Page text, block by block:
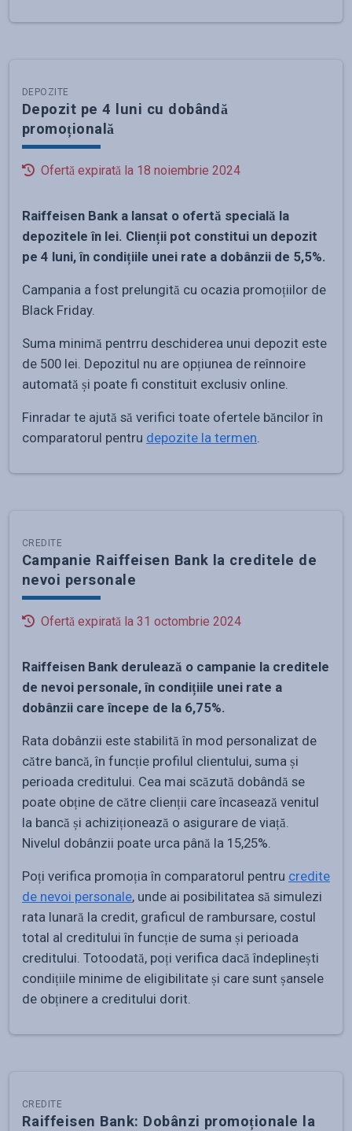
DEPOZITE
Depozit pe 4 luni cu dobândă
promoțională
Ofertă expirată la 18 noiembrie 2024
Raiffeisen Bank a lansat o ofertă specială la
depozitele în lei. Clienții pot constitui un depozit
pe 4 luni, în condițiile unei rate a dobânzii de 5,5%.
Campania a fost prelungită cu ocazia promoțiilor de
Black Friday.
Suma minimă pentrru deschiderea unui depozit este
de 500 lei. Depozitul nu are opțiunea de reînnoire
automată și poate fi constituit exclusiv online.
Finradar te ajută să verifici toate ofertele băncilor în
comparatorul pentru depozite la termen.
CREDITE
Campanie Raiffeisen Bank la creditele de
nevoi personale
Ofertă expirată la 31 octombrie 2024
Raiffeisen Bank derulează o campanie la creditele
de nevoi personale, în condițiile unei rate a
dobânzii care începe de la 6,75%.
Rata dobânzii este stabilită în mod personalizat de
către bancă, în funcție profilul clientului, suma și
perioada creditului. Cea mai scăzută dobândă se
poate obține de către clienții care încasează venitul
la bancă și achiziționează o asigurare de viață.
Nivelul dobânzii poate urca până la 15,25%.
Poți verifica promoția în comparatorul pentru credite
de nevoi personale, unde ai posibilitatea să simulezi
rata lunară la credit, graficul de rambursare, costul
total al creditului în funcție de suma și perioada
creditului. Totoodată, poți verifica dacă îndeplinești
condițiile minime de eligibilitate și care sunt șansele
de obținere a creditului dorit.
CREDITE
Raiffeisen Bank: Dobânzi promoționale la